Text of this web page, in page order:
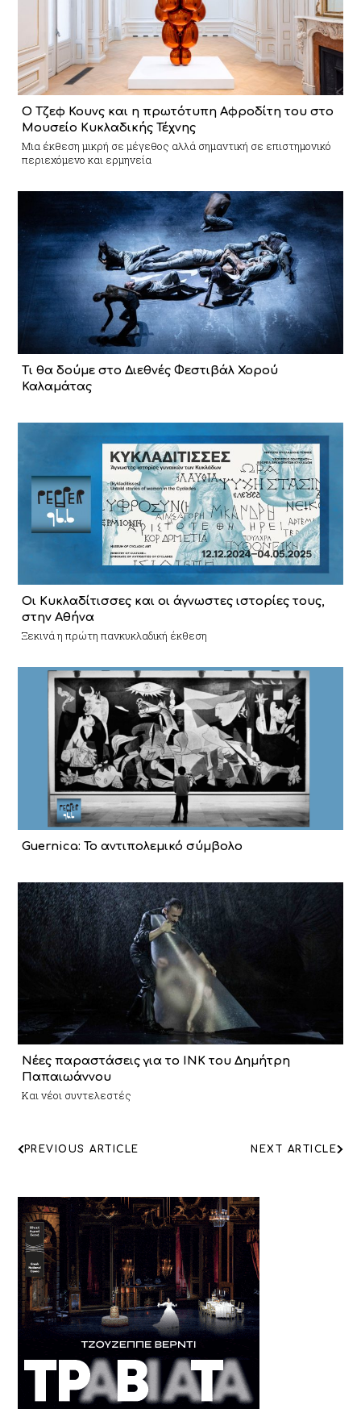
Ο Τζεφ Κουνς και η πρωτότυπη Αφροδίτη του στο
Μουσείο Κυκλαδικής Τέχνης
Mια έκθεση μικρή σε μέγεθος αλλά σημαντική σε επιστημονικό
περιεχόμενο και ερμηνεία
Τι θα δούμε στο Διεθνές Φεστιβάλ Χορού
Καλαμάτας
Οι Κυκλαδίτισσες και οι άγνωστες ιστορίες τους,
στην Αθήνα
Ξεκινά η πρώτη πανκυκλαδική έκθεση
Guernica: Το αντιπολεμικό σύμβολο
Νέες παραστάσεις για το ΙΝΚ του Δημήτρη
Παπαιωάννου
Και νέοι συντελεστές
ΠΛΟΗΓΗΣΗ
NEXT ARTICLE
PREVIOUS ARTICLE